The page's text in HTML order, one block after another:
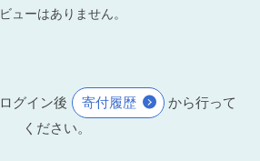
ューはありません。
グイン後 寄付履歴
から行って
ください。